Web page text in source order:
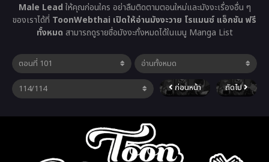
Male Lead ให้คุณก่อนใคร อย่าลืมติดตามตอนใหม่และมังงะเรื่องอื่น ๆ
ของเราได้ที่ ToonWebthai เปิดให้อ่านมังงะวาย โรแมนซ์ แอ็กชัน ฟรี
ทั้งหมด สามารถดูรายชื่อมังงะทั้งหมดได้ในเมนู Manga List
ก่อนหน้า ถัดไป